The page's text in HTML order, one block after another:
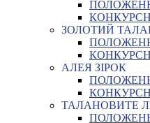
ЗОЛОТИЙ
АЛЕЯ ЗІРОК
ТАЛАНОВИТЕ